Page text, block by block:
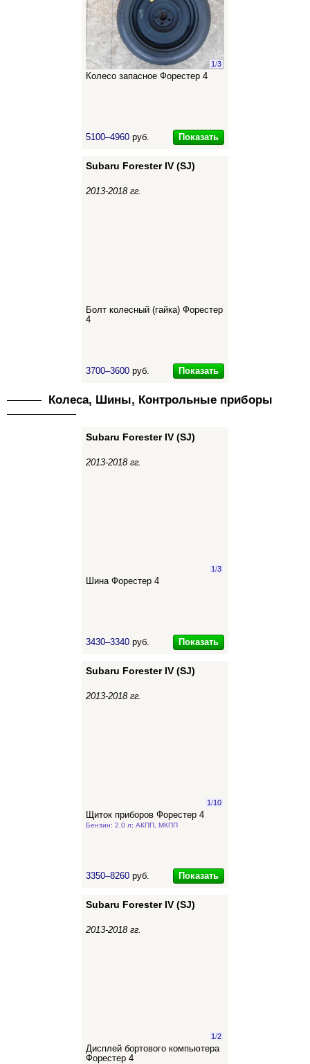
1/3
Колесо запасное Форестер 4
5100–4960 руб. Показать
Subaru Forester IV (SJ)
2013-2018 гг.
Болт колесный (гайка) Форестер
4
3700–3600 руб. Показать
Колеса, Шины, Контрольные приборы
Subaru Forester IV (SJ)
2013-2018 гг.
1/3
Шина Форестер 4
3430–3340 руб. Показать
Subaru Forester IV (SJ)
2013-2018 гг.
1/10
Щиток приборов Форестер 4
Бензин: 2.0 л; АКПП, МКПП
3350–8260 руб. Показать
Subaru Forester IV (SJ)
2013-2018 гг.
1/2
Дисплей бортового компьютера
Форестер 4